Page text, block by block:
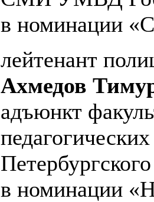
в номинации
лейтенант
Ахмедов
адъюнкт
в номинации